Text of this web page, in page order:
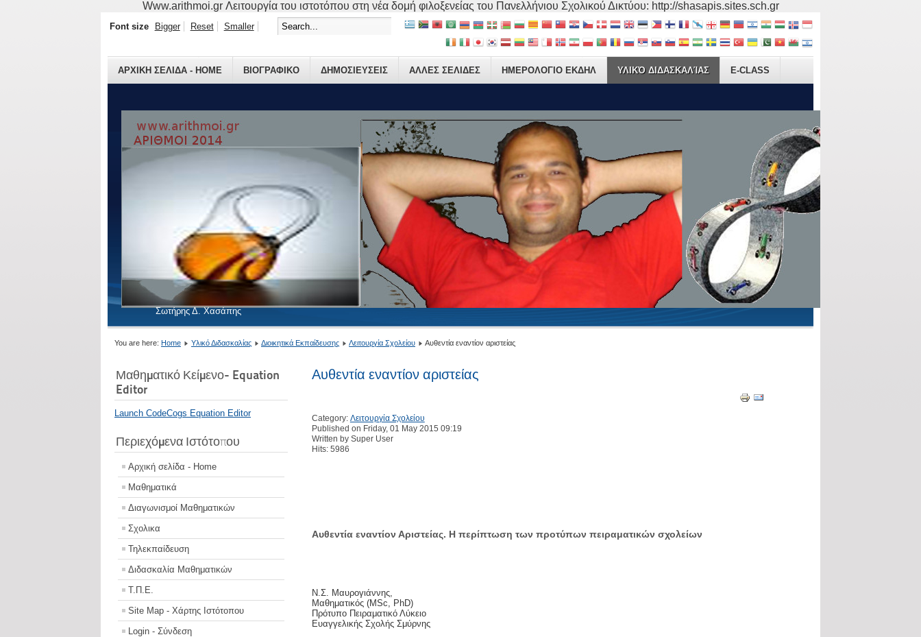
Www.arithmoi.gr Λειτουργία του ιστοτόπου στη νέα δομή φιλοξενείας του Πανελλήνιου Σχολικού Δικτύου: http://shasapis.sites.sch.gr
Σωτήρης Δ. Χασάπης
ΑΡΧΙΚΗ ΣΕΛΙΔΑ - HOME ΒΙΟΓΡΑΦΙΚO ΔΗΜΟΣΙΕΥΣΕΙΣ ΑΛΛΕΣ ΣΕΛΙΔΕΣ ΗΜΕΡΟΛΟΓΙΟ ΕΚΔΗΛ ΥΛΙΚΌ ΔΙΔΑΣΚΑΛΊΑΣ E-CLASS
Font size Bigger Reset Smaller
You are here: Home Υλικό Διδασκαλίας Διοικητικά Εκπαίδευσης Λειτουργία Σχολείου Αυθεντία εναντίον αριστείας
Μαθηματικό Κείμενο- Equation
Editor
Launch CodeCogs Equation Editor
Περιεχόμενα Ιστότοπου
Αρχική σελίδα - Home
Μαθηματικά
Διαγωνισμοί Μαθηματικών
Σχολικα
Τηλεκπαίδευση
Διδασκαλία Μαθηματικών
Τ.Π.Ε.
Site Map - Χάρτης Ιστότοπου
Login - Σύνδεση
Αυθεντία εναντίον αριστείας
Category: Λειτουργία Σχολείου
Published on Friday, 01 May 2015 09:19
Written by Super User
Hits: 5986
Αυθεντία εναντίον Αριστείας. Η περίπτωση των προτύπων πειραματικών σχολείων
Ν.Σ. Μαυρογιάννης,
Μαθηματικός (ΜSc, PhD)
Πρότυπο Πειραματικό Λύκειο
Ευαγγελικής Σχολής Σμύρνης